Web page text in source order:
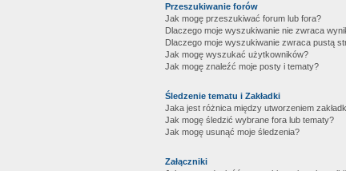
Przeszukiwanie forów
Jak mogę przeszukiwać forum lub fora?
Dlaczego moje wyszukiwanie nie zwraca
Dlaczego moje wyszukiwanie zwraca pustą
Jak mogę wyszukać użytkowników?
Jak mogę znaleźć moje posty i tematy?
Śledzenie tematu i Zakładki
Jaka jest różnica między utworzeniem
Jak mogę śledzić wybrane fora lub tematy?
Jak mogę usunąć moje śledzenia?
Załączniki